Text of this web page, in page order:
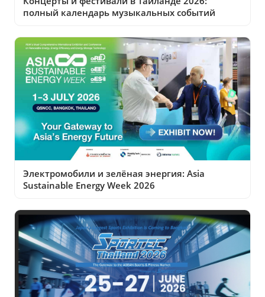
полный календарь музыкальных событий
Электромобили и зелёная энергия: Asia
Sustainable Energy Week 2026